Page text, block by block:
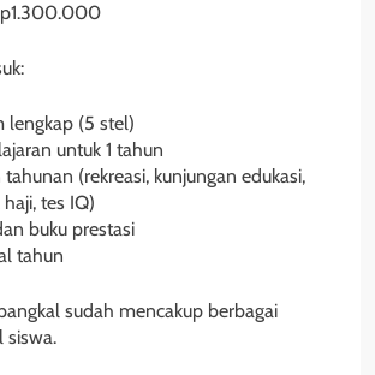
lengkap (5 stel)
untuk 1 tahun
tahunan (rekreasi, kunjungan edukasi,
tes IQ)
buku prestasi
tahun
sudah mencakup berbagai
siswa.